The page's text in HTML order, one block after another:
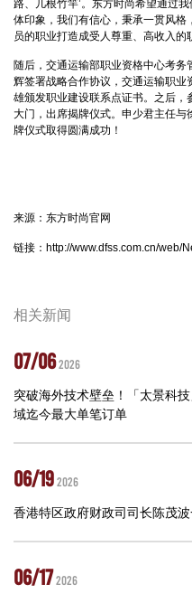
路、几根竹竿’。东方时尚希望通过
体印象，我们有信心，秉承一贯风
员的职业打造成受人尊重、高收入的
随后，交通运输部职业资格中心考
辉签署战略合作协议，交通运输职
雄颁发职业建设联系点证书。之后
大门，出席揭牌仪式。申少君主任
牌仪式取得圆满成功！
来源：东方时尚官网
链接： http://www.dfss.com.cn/web/
相关新闻
07/062026
突破海外技术壁垒！「太景科
域迄今最大单笔订单
06/192026
香港特区政府财政司司长陈茂波
06/172026